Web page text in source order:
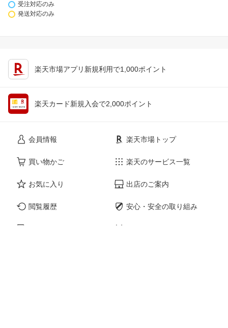
受注対応のみ
発送対応のみ
楽天市場アプリ新規利用で1,000ポイント
楽天カード新規入会で2,000ポイント
会員情報
買い物かご
お気に入り
閲覧履歴
楽天市場トップ
楽天のサービス一覧
出店のご案内
安心・安全の取り組み